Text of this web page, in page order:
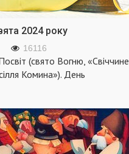
2024 року
16116
(свято Вогню, «Свіччине
Комина»). День